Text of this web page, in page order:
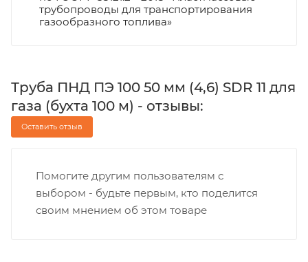
трубопроводы для транспортирования
газообразного топлива»
Труба ПНД ПЭ 100 50 мм (4,6) SDR 11 для
газа (бухта 100 м) - отзывы:
Оставить отзыв
Помогите другим пользователям с
выбором - будьте первым, кто поделится
своим мнением об этом товаре